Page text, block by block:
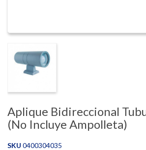
Aplique Bidireccional
(No Incluye Ampolleta)
SKU 0400304035